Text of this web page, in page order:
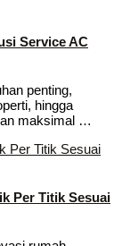
Service AC
penting,
hingga
maksimal …
Per Titik Sesuai